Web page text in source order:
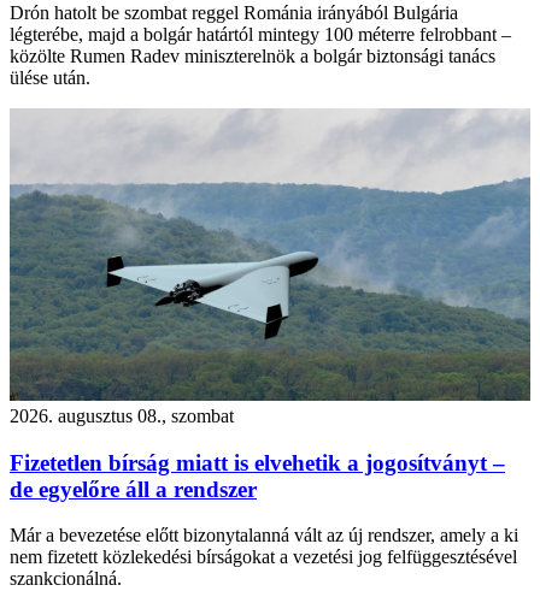
Drón hatolt be szombat reggel Románia irányából Bulgária
légterébe, majd a bolgár határtól mintegy 100 méterre felrobbant –
közölte Rumen Radev miniszterelnök a bolgár biztonsági tanács
ülése után.
2026. augusztus 08., szombat
Fizetetlen bírság miatt is elvehetik a jogosítványt –
de egyelőre áll a rendszer
Már a bevezetése előtt bizonytalanná vált az új rendszer, amely a ki
nem fizetett közlekedési bírságokat a vezetési jog felfüggesztésével
szankcionálná.